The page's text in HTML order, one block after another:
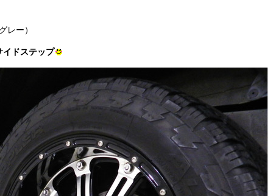
レー）
イドステップ